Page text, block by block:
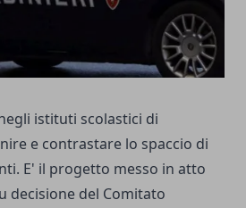
istituti scolastici di
e contrastare lo spaccio di
E' il progetto messo in atto
decisione del Comitato